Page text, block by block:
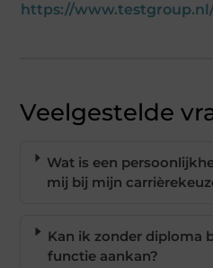
https://
Veelgestelde
Wat is een
mij bij mijn
Kan ik zonder diploma
functie aankan?